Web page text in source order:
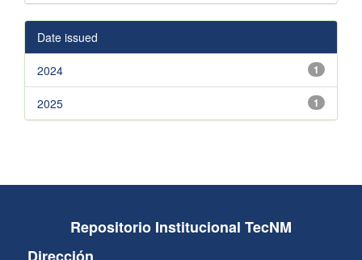
Date issued
1
2024
1
2025
Repositorio Institucional TecNM